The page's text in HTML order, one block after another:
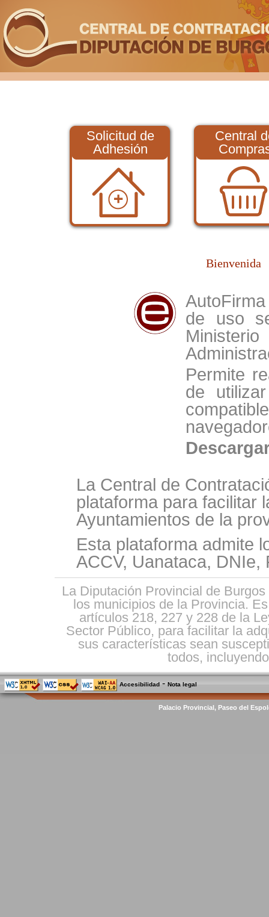
Solicitud de
Adhesión
Central
Bienvenida
de uso
Permite
de
La Central de
plataforma para facilitar
Ayuntamientos de la
Esta plataforma admite
ACCV, Uanataca,
La Diputación Provincial de
los municipios de la Provincia.
artículos 218, 227 y 228 de la
Sector Público, para facilitar la
sus características sean
todos,
Accesibilidad -Nota legal
Palacio Provincial, Paseo del